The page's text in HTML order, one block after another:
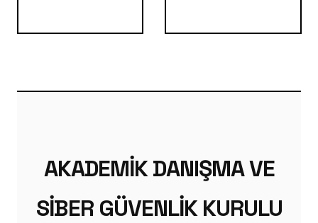
AKADEMIK DANIŞMA VE
SIBER GÜVENLIK KURULU